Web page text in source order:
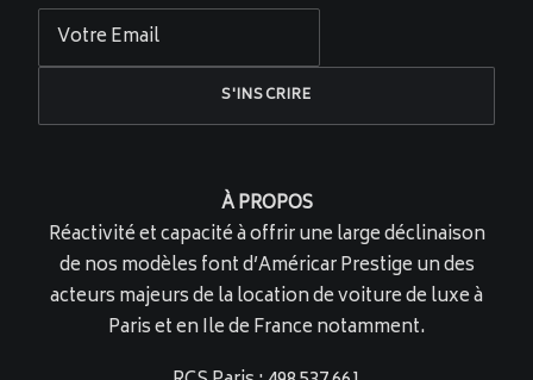
À PROPOS
Réactivité et capacité à offrir une large déclinaison
de nos modèles font d’Américar Prestige un des
acteurs majeurs de la location de voiture de luxe à
Paris et en Ile de France notamment.